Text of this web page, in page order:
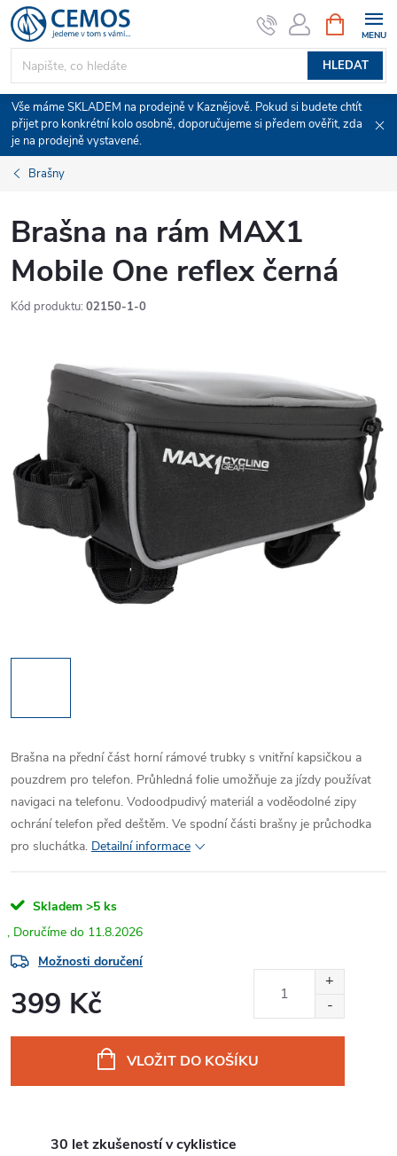
Přejít
na
obsah
HLEDAT
NÁKUPNÍ
KOŠÍK
Vše máme SKLADEM na prodejně v Kaznějově. Pokud si budete chtít
přijet pro konkrétní kolo osobně, doporučujeme si předem ověřit, zda
je na prodejně vystavené.
Brašny
Brašna na rám MAX1
Mobile One reflex černá
Kód produktu: 02150-1-0
Brašna na přední část horní rámové trubky s vnitřní kapsičkou a
pouzdrem pro telefon. Průhledná folie umožňuje za jízdy používat
navigaci na telefonu. Vodoodpudivý materiál a voděodolné zipy
ochrání telefon před deštěm. Ve spodní části brašny je průchodka
pro sluchátka. Detailní informace
Skladem >5 ks
11.8.2026
Možnosti doručení
399 Kč
VLOŽIT DO KOŠÍKU
30 let zkušeností v cyklistice